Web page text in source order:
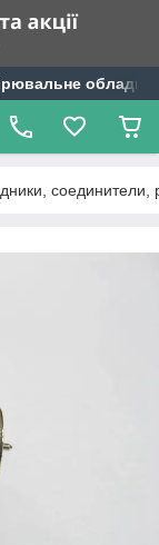
соединители,